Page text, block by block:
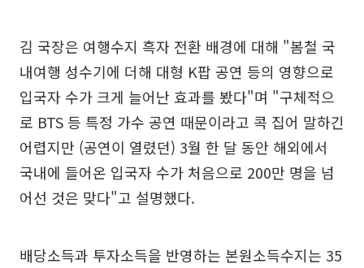
김 국장은 여행수지 흑자 전환 배경에 대해 "봄철 국
내여행 성수기에 더해 대형 K팝 공연 등의 영향으로
입국자 수가 크게 늘어난 효과를 봤다"며 "구체적으
로 BTS 등 특정 가수 공연 때문이라고 콕 집어 말하긴
어렵지만 (공연이 열렸던) 3월 한 달 동안 해외에서
국내에 들어온 입국자 수가 처음으로 200만 명을 넘
어선 것은 맞다"고 설명했다.
배당소득과 투자소득을 반영하는 본원소득수지는 35